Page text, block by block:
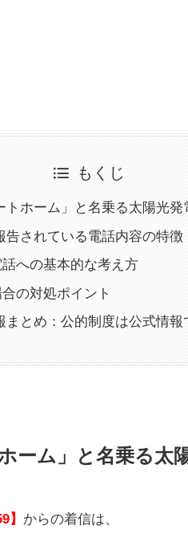
もくじ
トホーム」と名乗る太陽光発
告されている電話内容の特徴
への基本的な考え方
の対処ポイント
まとめ：公的制度は公式情報
ーム」と名乗る太
からの着信は、